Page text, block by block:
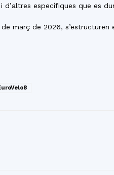
específiques que es
març de 2026,